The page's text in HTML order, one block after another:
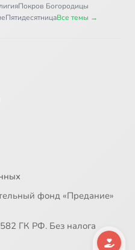
Покров Богородицы
ПятидесятницаВсе темы →
фонд «Предание»
ГК РФ. Без налога